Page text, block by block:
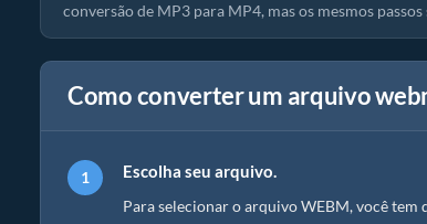
conversão de MP3 para MP4, mas os mesmos
Como converter um arquivo
Escolha seu arquivo.
Para selecionar o arquivo WEBM, você tem